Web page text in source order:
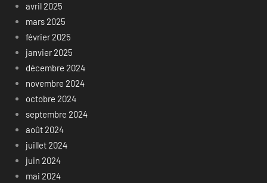
avril 2025
mars 2025
février 2025
janvier 2025
décembre 2024
novembre 2024
octobre 2024
septembre 2024
août 2024
juillet 2024
juin 2024
mai 2024